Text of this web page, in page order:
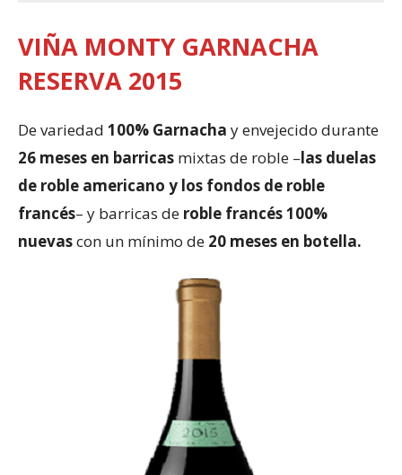
VIÑA MONTY GARNACHA
RESERVA 2015
De variedad 100% Garnacha y envejecido durante
26 meses en barricas mixtas de roble –las duelas
de roble americano y los fondos de roble
francés– y barricas de roble francés 100%
nuevascon un mínimo de 20 meses en botella.